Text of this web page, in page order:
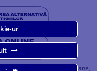
pentru automobile, camioane,
uri